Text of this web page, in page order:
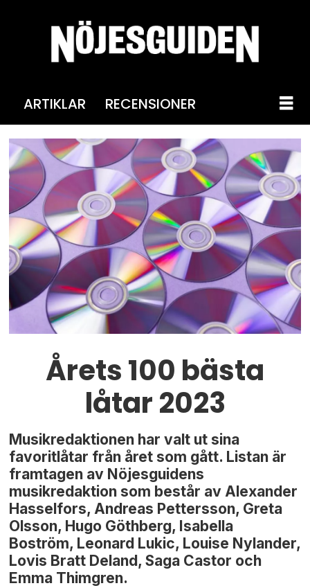
ARTIKLAR RECENSIONER
Årets 100 bästa
låtar 2023
Musikredaktionen har valt ut sina
favoritlåtar från året som gått. Listan är
framtagen av Nöjesguidens
musikredaktion som består av Alexander
Hasselfors, Andreas Pettersson, Greta
Olsson, Hugo Göthberg, Isabella
Boström, Leonard Lukic, Louise Nylander,
Lovis Bratt Deland, Saga Castor och
Emma Thimgren.